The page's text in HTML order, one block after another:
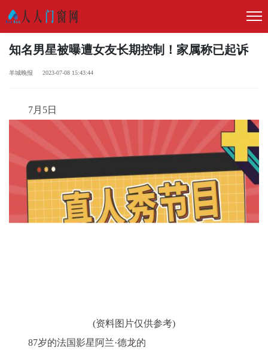
知名男星被曝遭女友长期控制！家属称已起诉
羊城晚报 2023-07-08 15:43:44
7月5日
(资料图片仅供参考)
87岁的法国影星阿兰·德龙的